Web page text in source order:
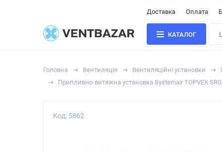
Доставка Оплата
КАТАЛОГ
Головна Вентиляція Вентиляційні установки
Припливно-витяжна установка Systemair TOPVEX
Код: 5862